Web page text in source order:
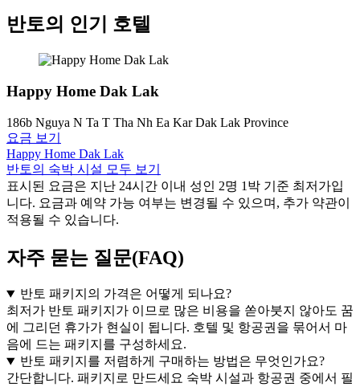
반토의 인기 호텔
Happy Home Dak Lak
186b Nguya N Ta T Tha Nh Ea Kar Dak Lak Province
요금 보기
Happy Home Dak Lak
반토의 숙박 시설 모두 보기
표시된 요금은 지난 24시간 이내 성인 2명 1박 기준 최저가입
니다. 요금과 예약 가능 여부는 변경될 수 있으며, 추가 약관이
적용될 수 있습니다.
자주 묻는 질문(FAQ)
반토 패키지의 가격은 어떻게 되나요?
최저가 반토 패키지가 이므로 많은 비용을 쏟아붓지 않아도 꿈
에 그리던 휴가가 현실이 됩니다. 호텔 및 항공권을 묶어서 마
음에 드는 패키지를 구성하세요.
반토 패키지를 저렴하게 구매하는 방법은 무엇인가요?
간단합니다. 패키지로 만드세요 숙박 시설과 항공권 중에서 필